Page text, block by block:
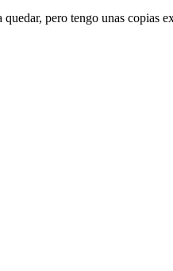
pero tengo unas copias